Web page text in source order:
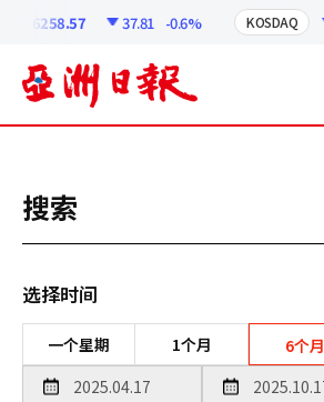
6258.57 37.81 -0.6% KOSDAQ
搜索
选择时间
一个星期 1个月 6个月